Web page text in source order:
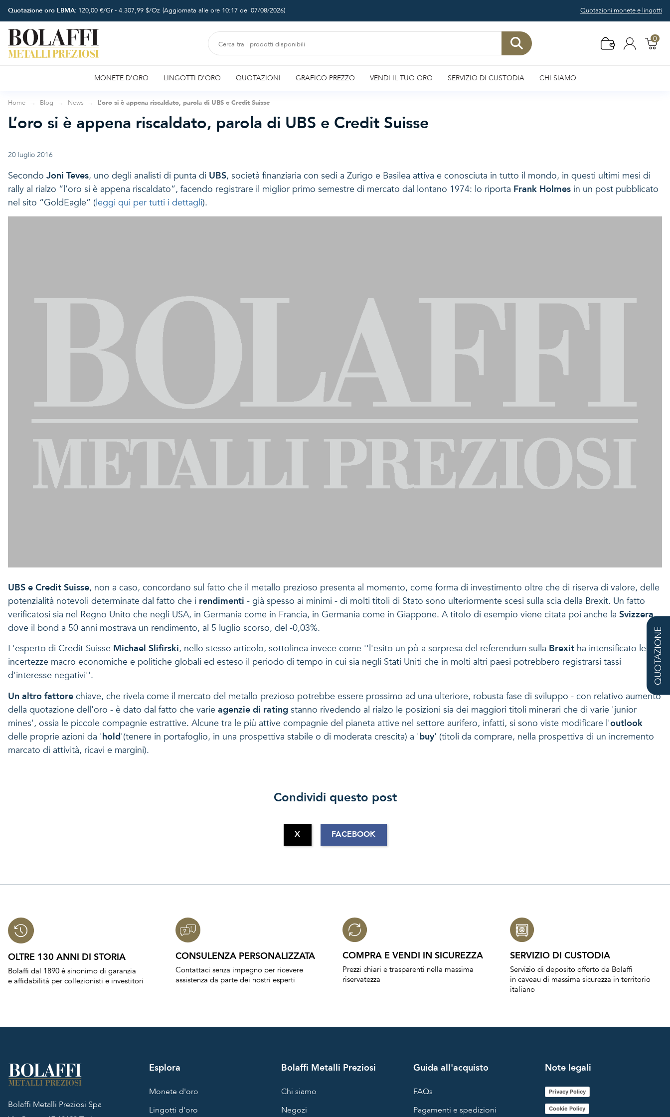
Quotazione oro LBMA: 120,00 €/Gr - 4.307,99 $/Oz (Aggiornata alle ore 10:17 del 07/08/2026) Quotazioni monete e lingotti
0
MONETE D'ORO LINGOTTI D'ORO QUOTAZIONI GRAFICO PREZZO VENDI IL TUO ORO SERVIZIO DI CUSTODIA CHI SIAMO
Home Blog News L’oro si è appena riscaldato, parola di UBS e Credit Suisse
L’oro si è appena riscaldato, parola di UBS e Credit Suisse
20 luglio 2016
Secondo Joni Teves, uno degli analisti di punta di UBS, società finanziaria con sedi a Zurigo e Basilea attiva e conosciuta in tutto il mondo, in questi ultimi mesi di
rally al rialzo “l’oro si è appena riscaldato”, facendo registrare il miglior primo semestre di mercato dal lontano 1974: lo riporta Frank Holmes in un post pubblicato
nel sito “GoldEagle” (leggi qui per tutti i dettagli).
UBS e Credit Suisse, non a caso, concordano sul fatto che il metallo prezioso presenta al momento, come forma di investimento oltre che di riserva di valore, delle
potenzialità notevoli determinate dal fatto che i rendimenti - già spesso ai minimi - di molti titoli di Stato sono ulteriormente scesi sulla scia della Brexit. Un fatto
verificatosi sia nel Regno Unito che negli USA, in Germania come in Francia, in Germania come in Giappone. A titolo di esempio viene citata poi anche la Svizzera,
dove il bond a 50 anni mostrava un rendimento, al 5 luglio scorso, del -0,03%.
L'esperto di Credit Suisse Michael Slifirski, nello stesso articolo, sottolinea invece come ''l'esito un pò a sorpresa del referendum sulla Brexit ha intensificato le
incertezze macro economiche e politiche globali ed esteso il periodo di tempo in cui sia negli Stati Uniti che in molti altri paesi potrebbero registrarsi tassi
d'interesse negativi''.
Un altro fattore chiave, che rivela come il mercato del metallo prezioso potrebbe essere prossimo ad una ulteriore, robusta fase di sviluppo - con relativo aumento
della quotazione dell'oro - è dato dal fatto che varie agenzie di rating stanno rivedendo al rialzo le posizioni sia dei maggiori titoli minerari che di varie 'junior
mines', ossia le piccole compagnie estrattive. Alcune tra le più attive compagnie del pianeta attive nel settore aurifero, infatti, si sono viste modificare l'outlook
delle proprie azioni da 'hold'(tenere in portafoglio, in una prospettiva stabile o di moderata crescita) a 'buy' (titoli da comprare, nella prospettiva di un incremento
marcato di attività, ricavi e margini).
Condividi questo post
X FACEBOOK
OLTRE 130 ANNI DI STORIA
Bolaffi dal 1890 è sinonimo di garanzia
e affidabilità per collezionisti e investitori
CONSULENZA PERSONALIZZATA
Contattaci senza impegno per ricevere
assistenza da parte dei nostri esperti
COMPRA E VENDI IN SICUREZZA
Prezzi chiari e trasparenti nella massima
riservatezza
SERVIZIO DI CUSTODIA
Servizio di deposito offerto da Bolaffi
in caveau di massima sicurezza in territorio
italiano
QUOTAZIONE
Bolaffi Metalli Preziosi Spa
Esplora
Monete d'oro
Lingotti d'oro
Bolaffi Metalli Preziosi
Chi siamo
Negozi
Guida all'acquisto
FAQs
Pagamenti e spedizioni
Note legali
Privacy Policy
Cookie Policy